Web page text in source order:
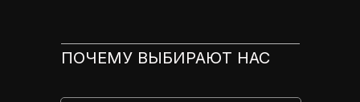
ПОЧЕМУ ВЫБИРАЮТ НАС